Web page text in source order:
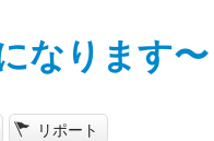
なります〜
リポート